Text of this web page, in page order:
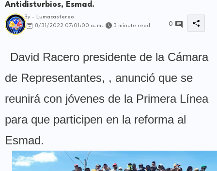
Antidisturbios, Esmad.
By -
Lumacastereo
8/31/2022 07:01:00 a. m.
3 minute read 0
David Racero presidente de la Cámara
de Representantes, , anunció que se
reunirá con jóvenes de la Primera Línea
para que participen en la reforma al
Esmad.